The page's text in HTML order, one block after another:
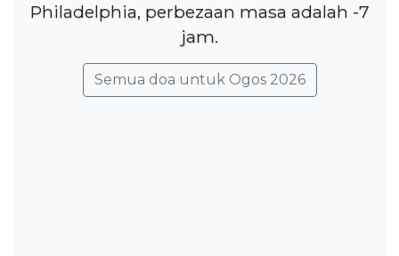
Philadelphia, perbezaan masa adalah -7
jam.
Semua doa untuk Ogos 2026